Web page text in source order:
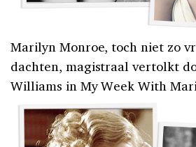
Marilyn Monroe, toch niet zo
dachten, magistraal vertolkt
Williams in My Week With